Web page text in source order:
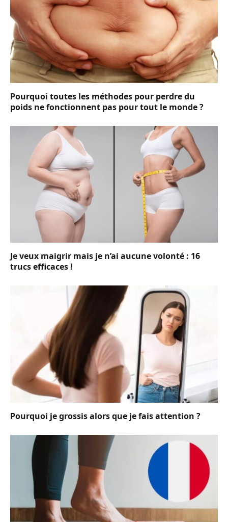
Pourquoi toutes les méthodes pour perdre du
poids ne fonctionnent pas pour tout le monde ?
Je veux maigrir mais je n’ai aucune volonté : 16
trucs efficaces !
Pourquoi je grossis alors que je fais attention ?